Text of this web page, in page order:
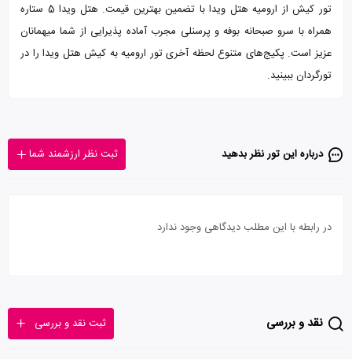
تور کیش از ارومیه هتل ویدا با تضمین بهترین قیمت. هتل ویدا 5 ستاره
همراه با سرو صبحانه بوفه و پرسنلی مجرب آماده پذیرایی از شما میهمانان
عزیز است. پکیج‌های متنوع لحظه آخری تور ارومیه به کیش هتل ویدا را در
تورگردان ببینید.
درباره این تور‌ نظر بدهید ثبت نظر ارزشمند شما
در رابطه با این مطلب دیدگاهی وجود ندارد
نقد و بررسی ثبت نقد و بررسی